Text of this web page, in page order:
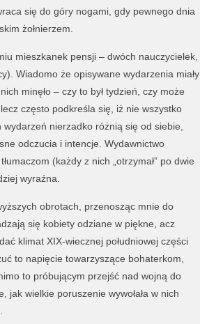
się do góry nogami, gdy pewnego dnia
żołnierzem.
mieszkanek pensji – dwóch nauczycielek,
Wiadomo że opisywane wydarzenia miały
minęło – czy to był tydzień, czy może
często podkreśla się, iż nie wszystko
nierzadko różnią się od siebie,
odczucia i intencje. Wydawnictwo
(każdy z nich „otrzymał” po dwie
wyraźna.
obrotach, przenosząc mnie do
się kobiety odziane w piękne, acz
klimat XIX-wiecznej południowej części
to napięcie towarzyszące bohaterkom,
to próbującym przejść nad wojną do
jak wielkie poruszenie wywołała w nich